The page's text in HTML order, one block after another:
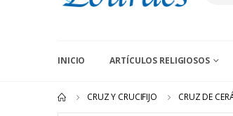
INICIO ARTÍCULOS RELIGIOSOS
CRUZ Y CRUCIFIJO CRUZ DE